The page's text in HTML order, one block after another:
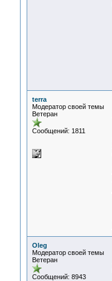
terra
Модератор своей темы
Ветеран
Сообщений: 1811
Oleg
Модератор своей темы
Ветеран
Сообщений: 8943